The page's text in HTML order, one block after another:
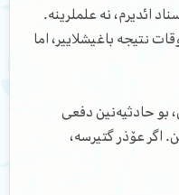
ائدیرم، نه علملرینه.
نتیجه باغیشلاییر، اما
بو حادثیه‌نین دفعی
اگر عۆذر گتیرسه،